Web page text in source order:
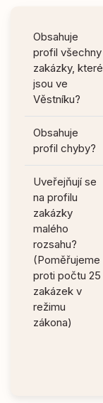
Obsahuje
profil všechny
zakázky, které
jsou ve
Věstníku?
Obsahuje
profil chyby?
Uveřejňují se
na profilu
zakázky
malého
rozsahu?
(Poměřujeme
proti počtu 25
zakázek v
režimu
zákona)